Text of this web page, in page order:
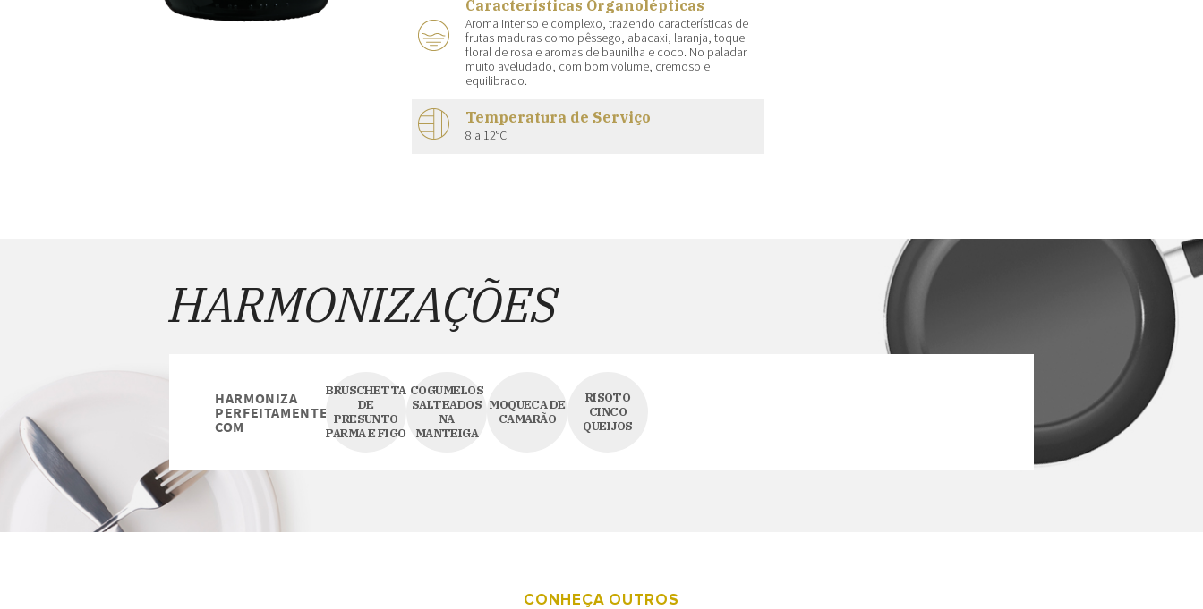
Características Organolépticas
Aroma intenso e complexo, trazendo características de
frutas maduras como pêssego, abacaxi, laranja, toque
floral de rosa e aromas de baunilha e coco. No paladar
muito aveludado, com bom volume, cremoso e
equilibrado.
Temperatura de Serviço
8 a 12°C
HARMONIZAÇÕES
HARMONIZA
PERFEITAMENTE
COM
BRUSCHETTA
DE
PRESUNTO
PARMA E FIGO
COGUMELOS
SALTEADOS
NA
MANTEIGA
MOQUECA DE
CAMARÃO
RISOTO
CINCO
QUEIJOS
CONHEÇA OUTROS